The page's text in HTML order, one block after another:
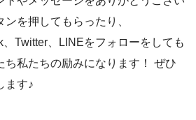
を押してもらったり、
、Twitter、LINEをフォローをしても
ち私たちの励みになります！ ぜひ
ます♪